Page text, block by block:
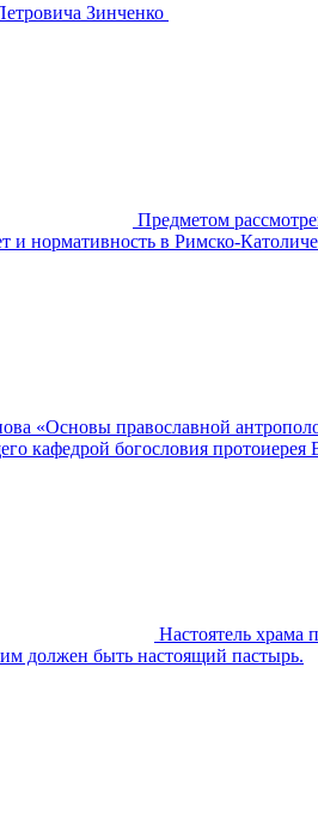
Зинченко
Предметом
и нормативность в Римско-
«Основы православной
кафедрой богословия
Настоятель храма
должен быть настоящий пастырь.